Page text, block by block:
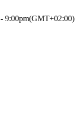
- 9:00pm(GMT+02:00)